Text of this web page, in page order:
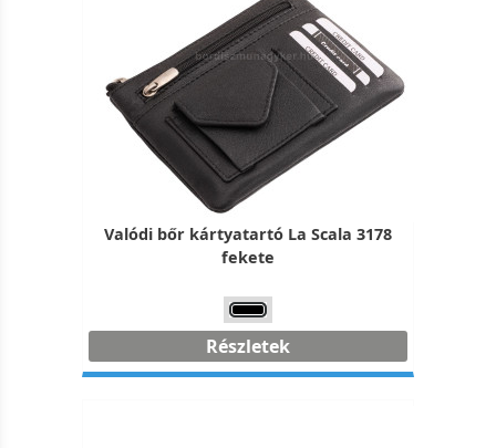
Valódi bőr kártyatartó La Scala 3178
fekete
Részletek